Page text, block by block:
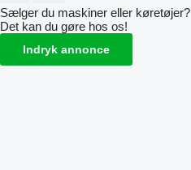
Sælger du maskiner eller køretøjer?
Det kan du gøre hos os!
Indryk annonce